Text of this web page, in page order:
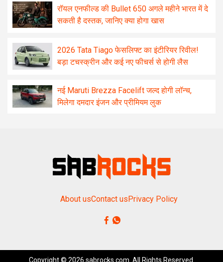
रॉयल एनफील्ड की Bullet 650 अगले महीने भारत में दे
सकती है दस्तक, जानिए क्या होगा खास
2026 Tata Tiago फेसलिफ्ट का इंटीरियर रिवील!
बड़ा टचस्क्रीन और कई नए फीचर्स से होगी लैस
नई Maruti Brezza Facelift जल्द होगी लॉन्च,
मिलेगा दमदार इंजन और प्रीमियम लुक
About usContact usPrivacy Policy
Copyright © 2026 sabrocks.com. All Rights Reserved.